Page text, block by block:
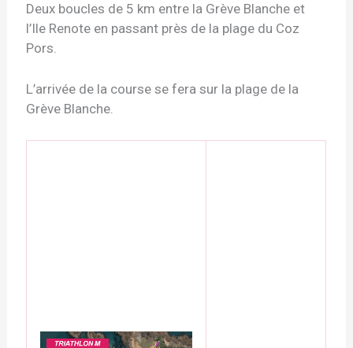
Deux boucles de 5 km entre la Grève Blanche et
l’Ile Renote en passant près de la plage du Coz
Pors.
L’arrivée de la course se fera sur la plage de la
Grève Blanche.